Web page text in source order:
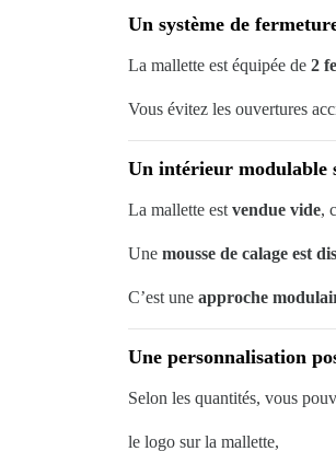
Un système de
La mallette est équipée de 2
Vous évitez les ouvertures
Un intérieur modulable
La mallette est vendue vide,
Une mousse de calage est
C’est une approche
Une personnalisation
Selon les quantités, vous
le logo sur la mallette,